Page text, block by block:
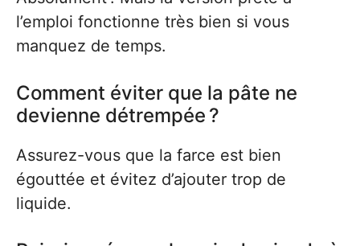
l’emploi fonctionne très bien si vous
manquez de temps.
Comment éviter que la pâte ne
devienne détrempée ?
Assurez-vous que la farce est bien
égouttée et évitez d’ajouter trop de
liquide.